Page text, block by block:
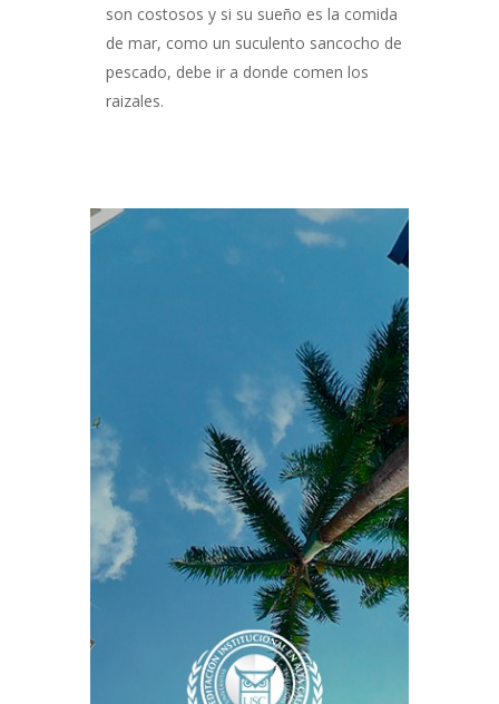
son costosos y si su sueño es la comida
de mar, como un suculento sancocho de
pescado, debe ir a donde comen los
raizales.